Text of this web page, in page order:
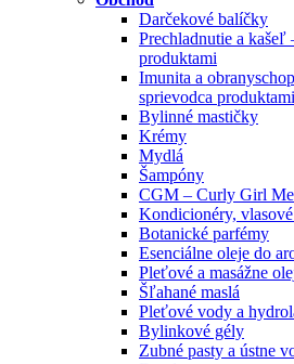
Darčekové balíčky
Prechladnutie a kašeľ
produktami
Imunita a
sprievodca produktami
Bylinné mastičky
Krémy
Mydlá
Šampóny
CGM – Curly Girl
Kondicionéry,
Botanické parfémy
Esenciálne oleje do
Pleťové a masážne
Šľahané maslá
Pleťové vody a
Bylinkové gély
Zubné pasty a ústne